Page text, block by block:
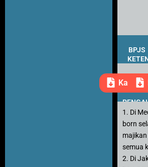
BPJS
Kartu
1. Di
born
semua
2. Di